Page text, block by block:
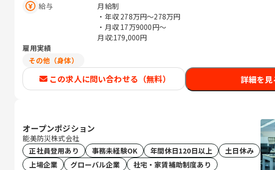
給与
月給制
・年収 278万円〜278万円
・月収 17万9000円〜
月収:179,000円
雇用実績
その他（身体）
この求人に問い合わせる（無料） 詳細を見
オープンポジション
能美防災株式会社
正社員登用あり
事務未経験OK 年間休日120日以上
土日休み
上場企業
グローバル企業
社宅・家賃補助制度あり